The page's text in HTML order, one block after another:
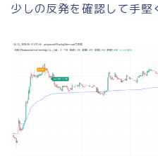
少しの反発を確認して手堅